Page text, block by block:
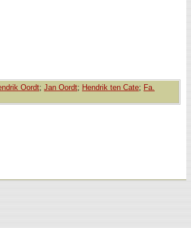
Oordt; Jan Oordt; Hendrik ten Cate; Fa.